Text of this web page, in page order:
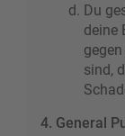
Du
deine
sind,
4. General